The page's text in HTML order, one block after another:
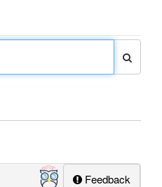
Feedback